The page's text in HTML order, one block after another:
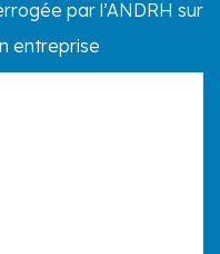
par l’ANDRH sur
entreprise